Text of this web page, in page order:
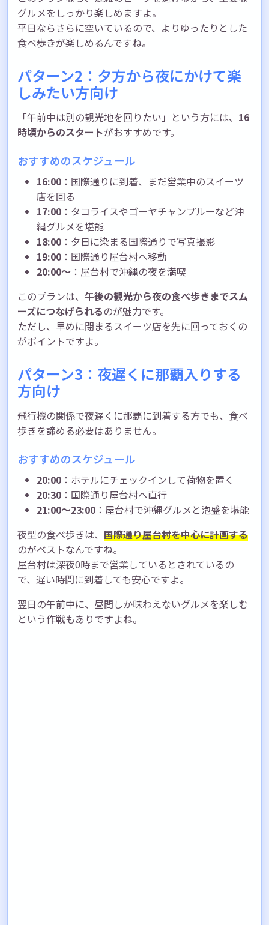
グルメをしっかり楽しめますよ。
平日ならさらに空いているので、よりゆったりとした
食べ歩きが楽しめるんですね。
パターン2：夕方から夜にかけて楽
しみたい方向け
「午前中は別の観光地を回りたい」という方には、 16
時頃からのスタートがおすすめです。
おすすめのスケジュール
16:00 ：国際通りに到着、まだ営業中のスイーツ
店を回る
17:00 ：タコライスやゴーヤチャンプルーなど沖
縄グルメを堪能
18:00 ：夕日に染まる国際通りで写真撮影
19:00 ：国際通り屋台村へ移動
20:00〜 ：屋台村で沖縄の夜を満喫
このプランは、 午後の観光から夜の食べ歩きまでスム
ーズにつなげられるのが魅力です。
ただし、早めに閉まるスイーツ店を先に回っておくの
がポイントですよ。
パターン3：夜遅くに那覇入りする
方向け
飛行機の関係で夜遅くに那覇に到着する方でも、食べ
歩きを諦める必要はありません。
おすすめのスケジュール
20:00 ：ホテルにチェックインして荷物を置く
20:30 ：国際通り屋台村へ直行
21:00〜23:00 ：屋台村で沖縄グルメと泡盛を堪能
夜型の食べ歩きは、 国際通り屋台村を中心に計画する
のがベストなんですね。
屋台村は深夜0時まで営業しているとされているの
で、遅い時間に到着しても安心ですよ。
翌日の午前中に、昼間しか味わえないグルメを楽しむ
という作戦もありですよね。